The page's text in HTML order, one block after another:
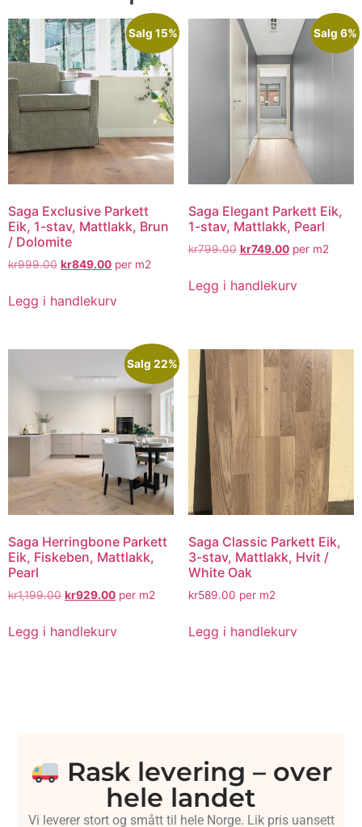
Salg 15%
Saga Exclusive Parkett
Eik, 1-stav, Mattlakk, Brun
/ Dolomite
kr999.00 kr849.00 per m2
Legg i handlekurv
Salg 6%
Saga Elegant Parkett Eik,
1-stav, Mattlakk, Pearl
kr799.00 kr749.00per m2
Legg i handlekurv
Salg 22%
Saga Herringbone Parkett
Eik, Fiskeben, Mattlakk,
Pearl
kr1,199.00 kr929.00 per m2
Legg i handlekurv
Saga Classic Parkett Eik,
3-stav, Mattlakk, Hvit /
White Oak
kr589.00 per m2
Legg i handlekurv
Rask levering – over
hele landet
Vi leverer stort og smått til hele Norge. Lik pris uansett